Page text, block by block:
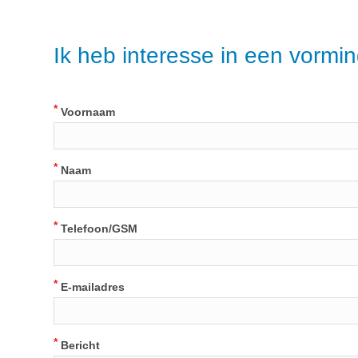
Ik heb interesse in een
Voornaam
*
Naam
*
Telefoon/GSM
*
E-mailadres
*
Bericht
*